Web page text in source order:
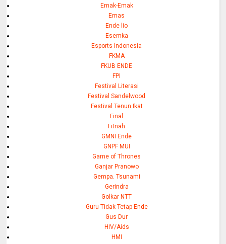
Emak-Emak
Emas
Ende lio
Esemka
Esports Indonesia
FKMA
FKUB ENDE
FPI
Festival Literasi
Festival Sandelwood
Festival Tenun Ikat
Final
Fitnah
GMNI Ende
GNPF MUI
Game of Thrones
Ganjar Pranowo
Gempa. Tsunami
Gerindra
Golkar NTT
Guru Tidak Tetap Ende
Gus Dur
HIV/Aids
HMI